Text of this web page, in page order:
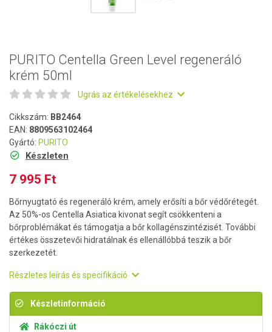
PURITO Centella Green Level regeneráló
krém 50ml
Ugrás az értékelésekhez
Cikkszám: BB2464
EAN: 8809563102464
Gyártó: PURITO
Készleten
7 995 Ft
Bőrnyugtató és regeneráló krém, amely erősíti a bőr védőrétegét.
Az 50%-os Centella Asiatica kivonat segít csökkenteni a
bőrproblémákat és támogatja a bőr kollagénszintézisét. További
értékes összetevői hidratálnak és ellenállóbbá teszik a bőr
szerkezetét.
Részletes leírás és specifikáció
Készletinformáció
Rákóczi út